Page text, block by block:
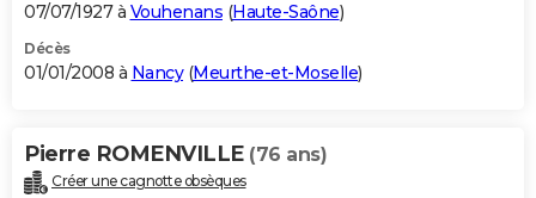
07/07/1927 à Vouhenans (Haute-Saône)
Décès
01/01/2008 à Nancy(Meurthe-et-Moselle)
Pierre ROMENVILLE (76 ans)
Créer une cagnotte obsèques